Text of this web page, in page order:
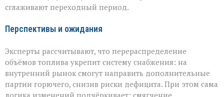
сглаживают переходный период.
Перспективы и ожидания
Эксперты рассчитывают, что перераспределение
объёмов топлива укрепит систему снабжения: на
внутренний рынок смогут направить дополнительные
партии горючего, снизив риски дефицита. При этом сама